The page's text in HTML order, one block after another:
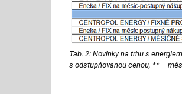
Tab. 2: Novinky na trhu s
s odstupňovanou cenou, ** –